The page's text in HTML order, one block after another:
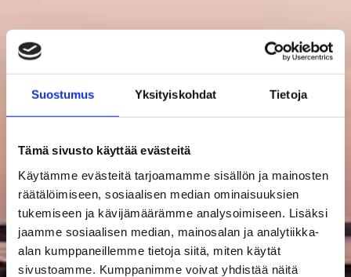
Suostumus Yksityiskohdat Tietoja
Tämä sivusto käyttää evästeitä
Käytämme evästeitä tarjoamamme sisällön ja mainosten
räätälöimiseen, sosiaalisen median ominaisuuksien
tukemiseen ja kävijämäärämme analysoimiseen. Lisäksi
jaamme sosiaalisen median, mainosalan ja analytiikka-
alan kumppaneillemme tietoja siitä, miten käytät
sivustoamme. Kumppanimme voivat yhdistää näitä